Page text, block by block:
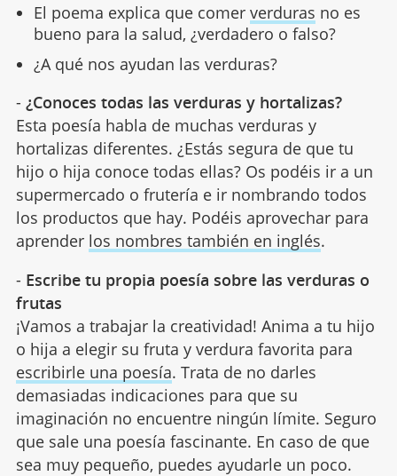
El poema explica que comer verduras no es
bueno para la salud, ¿verdadero o falso?
¿A qué nos ayudan las verduras?
- ¿Conoces todas las verduras y hortalizas?
Esta poesía habla de muchas verduras y
hortalizas diferentes. ¿Estás segura de que tu
hijo o hija conoce todas ellas? Os podéis ir a un
supermercado o frutería e ir nombrando todos
los productos que hay. Podéis aprovechar para
aprender los nombres también en inglés.
- Escribe tu propia poesía sobre las verduras o
frutas
¡Vamos a trabajar la creatividad! Anima a tu hijo
o hija a elegir su fruta y verdura favorita para
escribirle una poesía. Trata de no darles
demasiadas indicaciones para que su
imaginación no encuentre ningún límite. Seguro
que sale una poesía fascinante. En caso de que
sea muy pequeño, puedes ayudarle un poco.